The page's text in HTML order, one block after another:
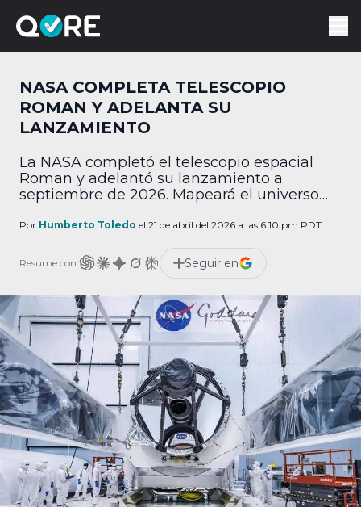
NASA COMPLETA TELESCOPIO
ROMAN Y ADELANTA SU
LANZAMIENTO
La NASA completó el telescopio espacial
Roman y adelantó su lanzamiento a
septiembre de 2026. Mapeará el universo
Por Humberto Toledo el 21 de abril del 2026 a las 6:10 pm PDT
Resume con: Seguir en